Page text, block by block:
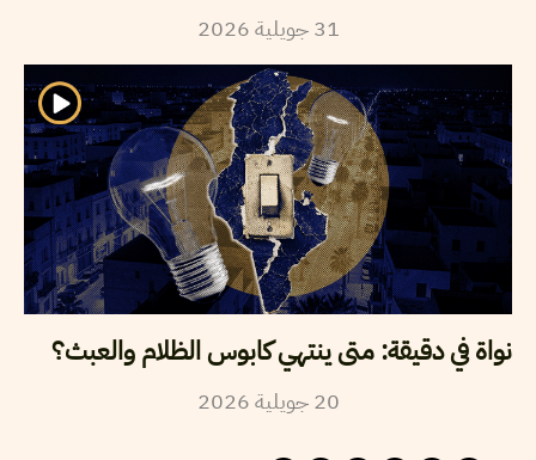
31 جويلية2026
نواة في دقيقة: متى ينتهي كابوس الظلام والعبث؟
20 جويلية2026